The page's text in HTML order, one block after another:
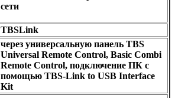
сети
TBSLink
через универсальную панель TBS
Universal Remote Control, Basic Combi
Remote Control, подключение ПК с
помощью TBS-Link to USB Interface
Kit